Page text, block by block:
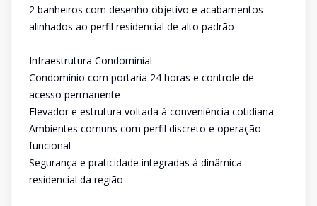
2 banheiros com desenho objetivo e acabamentos
alinhados ao perfil residencial de alto padrão
Infraestrutura Condominial
Condomínio com portaria 24 horas e controle de
acesso permanente
Elevador e estrutura voltada à conveniência cotidiana
Ambientes comuns com perfil discreto e operação
funcional
Segurança e praticidade integradas à dinâmica
residencial da região